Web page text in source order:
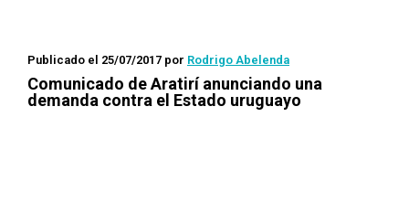
Publicado el 25/07/2017 por Rodrigo Abelenda
Comunicado de Aratirí anunciando una
demanda contra el Estado uruguayo